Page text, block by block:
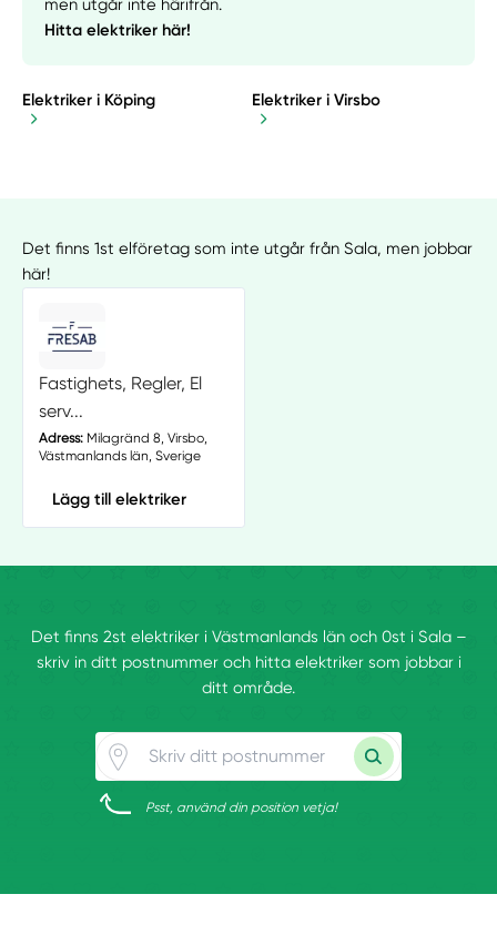
men utgår inte härifrån.
Hitta elektriker här!
Elektriker i Köping Elektriker i Virsbo
Det finns 1st elföretag som inte utgår från Sala, men jobbar
här!
Fastighets, Regler, El
serv...
Adress:Milagränd 8, Virsbo,
Västmanlands län, Sverige
Lägg till elektriker
Det finns 2st elektriker i Västmanlands län och 0st i Sala –
skriv in ditt postnummer och hitta elektriker som jobbar i
ditt område.
Psst, använd din position vetja!